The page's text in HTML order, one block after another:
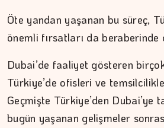
Öte yandan yaşanan bu süreç,
önemli fırsatları da beraberinde
Dubai’de faaliyet gösteren
Türkiye’de ofisleri ve
Geçmişte Türkiye’den Dubai’ye
bugün yaşanan gelişmeler
Şehzadeler şehri Manisa